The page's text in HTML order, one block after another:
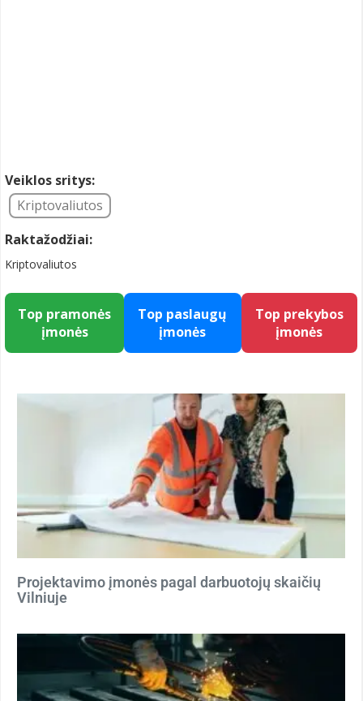
Veiklos sritys:
Kriptovaliutos
Raktažodžiai:
Kriptovaliutos
Top pramonės
įmonės
Top paslaugų
įmonės
Top prekybos
įmonės
Projektavimo įmonės pagal darbuotojų skaičių
Vilniuje